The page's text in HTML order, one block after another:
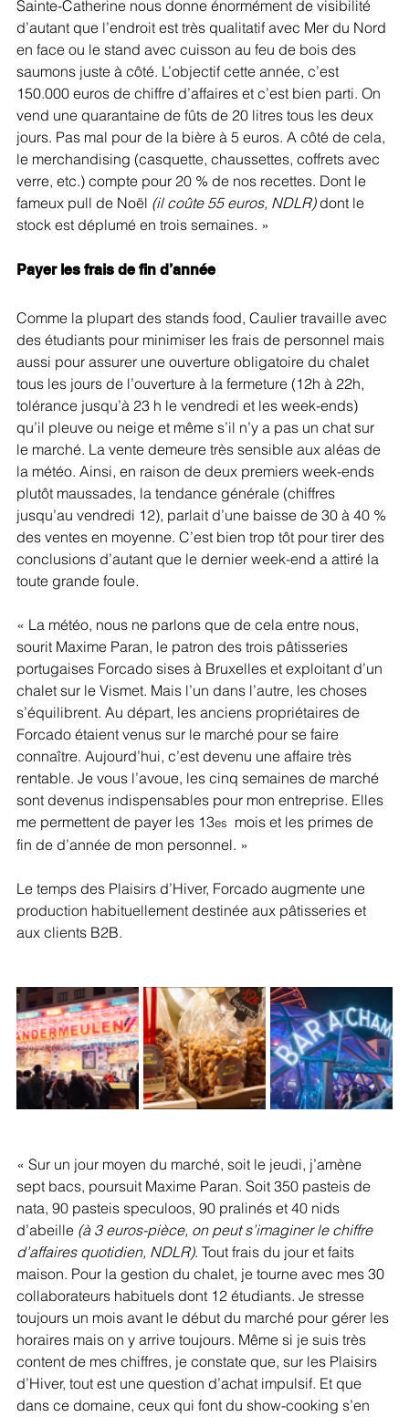
Sainte-Catherine nous donne énormément de visibilité
d’autant que l’endroit est très qualitatif avec Mer du Nord
en face ou le stand avec cuisson au feu de bois des
saumons juste à côté. L’objectif cette année, c’est
150.000 euros de chiffre d’affaires et c’est bien parti. On
vend une quarantaine de fûts de 20 litres tous les deux
jours. Pas mal pour de la bière à 5 euros. A côté de cela,
le merchandising (casquette, chaussettes, coffrets avec
verre, etc.) compte pour 20 % de nos recettes. Dont le
fameux pull de Noël (il coûte 55 euros, NDLR) dont le
stock est déplumé en trois semaines. »
Payer les frais de fin d’année
Comme la plupart des stands food, Caulier travaille avec
des étudiants pour minimiser les frais de personnel mais
aussi pour assurer une ouverture obligatoire du chalet
tous les jours de l’ouverture à la fermeture (12h à 22h,
tolérance jusqu’à 23 h le vendredi et les week-ends)
qu’il pleuve ou neige et même s’il n’y a pas un chat sur
le marché. La vente demeure très sensible aux aléas de
la météo. Ainsi, en raison de deux premiers week-ends
plutôt maussades, la tendance générale (chiffres
jusqu’au vendredi 12), parlait d’une baisse de 30 à 40 %
des ventes en moyenne. C’est bien trop tôt pour tirer des
conclusions d’autant que le dernier week-end a attiré la
toute grande foule.
« La météo, nous ne parlons que de cela entre nous,
sourit Maxime Paran, le patron des trois pâtisseries
portugaises Forcado sises à Bruxelles et exploitant d’un
chalet sur le Vismet. Mais l’un dans l’autre, les choses
s’équilibrent. Au départ, les anciens propriétaires de
Forcado étaient venus sur le marché pour se faire
connaître. Aujourd’hui, c’est devenu une affaire très
rentable. Je vous l’avoue, les cinq semaines de marché
sont devenus indispensables pour mon entreprise. Elles
me permettent de payer les 13es
mois et les primes de
fin de d’année de mon personnel. »
Le temps des Plaisirs d’Hiver, Forcado augmente une
production habituellement destinée aux pâtisseries et
aux clients B2B.
« Sur un jour moyen du marché, soit le jeudi, j’amène
sept bacs, poursuit Maxime Paran. Soit 350 pasteis de
nata, 90 pasteis speculoos, 90 pralinés et 40 nids
d’abeille (à 3 euros-pièce, on peut s’imaginer le chiffre
d’affaires quotidien, NDLR). Tout frais du jour et faits
maison. Pour la gestion du chalet, je tourne avec mes 30
collaborateurs habituels dont 12 étudiants. Je stresse
toujours un mois avant le début du marché pour gérer les
horaires mais on y arrive toujours. Même si je suis très
content de mes chiffres, je constate que, sur les Plaisirs
d’Hiver, tout est une question d’achat impulsif. Et que
dans ce domaine, ceux qui font du show-cooking s’en